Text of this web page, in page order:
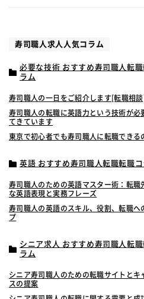
寿司職人求人人気コラム
必要な技術 おすすめ寿司職人転職
ラム
寿司職人の一日をご紹介します[転職相談]
寿司職人の転職に英語力という技術が必
てきています
東京で初心者でも寿司職人に転職できる
英語 おすすめ寿司職人転職転職コ
寿司職人のための英語マスター術：転職
な英語表現と実務フレーズ
寿司職人の英語のスキル、役割、転職へ
プ
シニア求人 おすすめ寿司職人転職
ラム
シニア寿司職人のための転職サイトとキ
スの提案